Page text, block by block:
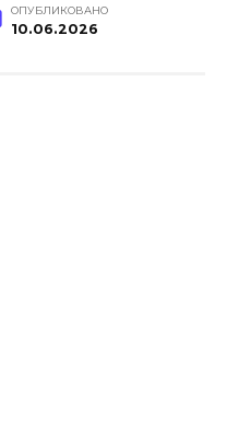
ОПУБЛИКОВАНО
10.06.2026